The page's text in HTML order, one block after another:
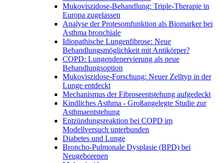
Mukoviszidose-Behandlung: Triple-Therapie in
Europa zugelassen
Analyse der Protesomfunktion als Biomarker bei
Asthma bronchiale
Idiopathische Lungenfibrose: Neue
Behandlungsmöglichkeit mit Antikörper?
COPD: Lungendenervierung als neue
Behandlungsoption
Mukoviszidose-Forschung: Neuer Zelltyp in der
Lunge entdeckt
Mechanismus der Fibroseentstehung aufgedeckt
Kindliches Asthma - Großangelegte Studie zur
Asthmaentstehung
Entzündungsreaktion bei COPD im
Modellversuch unterbunden
Diabetes und Lunge
Broncho-Pulmonale Dysplasie (BPD) bei
Neugeborenen